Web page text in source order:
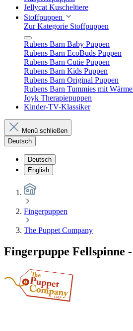
Jellycat Kuscheltiere
Stoffpuppen
Zur Kategorie Stoffpuppen
Rubens Barn Baby Puppen
Rubens Barn EcoBuds Puppen
Rubens Barn Cutie Puppen
Rubens Barn Kids Puppen
Rubens Barn Original Puppen
Rubens Barn Tummies mit
Joyk Therapiepuppen
Kinder-TV-Klassiker
Menü schließen
Deutsch
Deutsch
English
Fingerpuppen
The Puppet Company
Fingerpuppe Fellspinne